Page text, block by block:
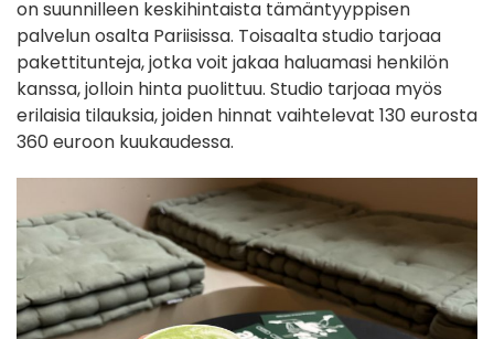
on suunnilleen keskihintaista tämäntyyppisen
palvelun osalta Pariisissa. Toisaalta studio tarjoaa
pakettitunteja, jotka voit jakaa haluamasi henkilön
kanssa, jolloin hinta puolittuu. Studio tarjoaa myös
erilaisia tilauksia, joiden hinnat vaihtelevat 130 eurosta
360 euroon kuukaudessa.